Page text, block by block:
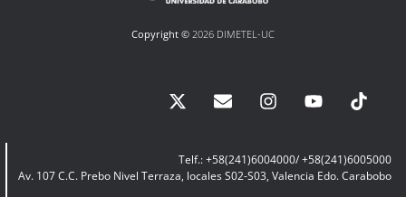
Copyright © 2026 DIMETEL-UC
Telf.: +58(241)6004000/ +58(241)6005000
Av. 107 C.C. Prebo Nivel Terraza, locales S02-S03, Valencia Edo. Carabobo